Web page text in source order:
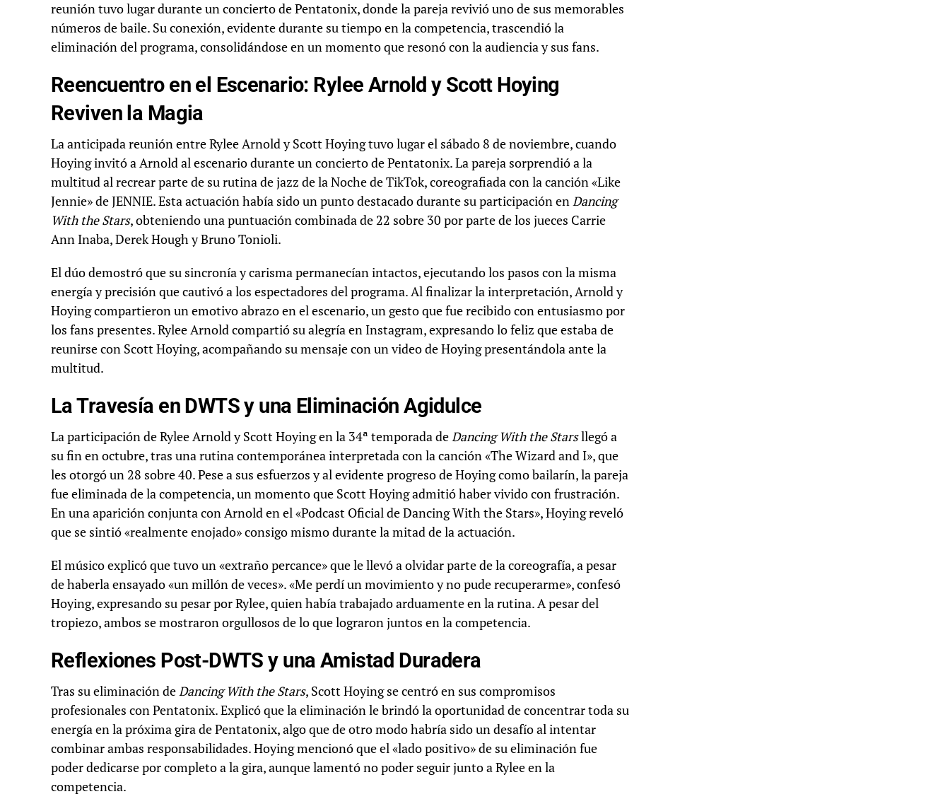
reunión tuvo lugar durante un concierto de Pentatonix, donde la pareja revivió uno de sus memorables
números de baile. Su conexión, evidente durante su tiempo en la competencia, trascendió la
eliminación del programa, consolidándose en un momento que resonó con la audiencia y sus fans.
Reencuentro en el Escenario: Rylee Arnold y Scott Hoying
Reviven la Magia
La anticipada reunión entre Rylee Arnold y Scott Hoying tuvo lugar el sábado 8 de noviembre, cuando
Hoying invitó a Arnold al escenario durante un concierto de Pentatonix. La pareja sorprendió a la
multitud al recrear parte de su rutina de jazz de la Noche de TikTok, coreografiada con la canción «Like
Jennie» de JENNIE. Esta actuación había sido un punto destacado durante su participación enDancing
With the Stars, obteniendo una puntuación combinada de 22 sobre 30 por parte de los jueces Carrie
Ann Inaba, Derek Hough y Bruno Tonioli.
El dúo demostró que su sincronía y carisma permanecían intactos, ejecutando los pasos con la misma
energía y precisión que cautivó a los espectadores del programa. Al finalizar la interpretación, Arnold y
Hoying compartieron un emotivo abrazo en el escenario, un gesto que fue recibido con entusiasmo por
los fans presentes. Rylee Arnold compartió su alegría en Instagram, expresando lo feliz que estaba de
reunirse con Scott Hoying, acompañando su mensaje con un video de Hoying presentándola ante la
multitud.
La Travesía en DWTS y una Eliminación Agidulce
La participación de Rylee Arnold y Scott Hoying en la 34ª temporada deDancing With the Starsllegó a
su fin en octubre, tras una rutina contemporánea interpretada con la canción «The Wizard and I», que
les otorgó un 28 sobre 40. Pese a sus esfuerzos y al evidente progreso de Hoying como bailarín, la pareja
fue eliminada de la competencia, un momento que Scott Hoying admitió haber vivido con frustración.
En una aparición conjunta con Arnold en el «Podcast Oficial de Dancing With the Stars», Hoying reveló
que se sintió «realmente enojado» consigo mismo durante la mitad de la actuación.
El músico explicó que tuvo un «extraño percance» que le llevó a olvidar parte de la coreografía, a pesar
de haberla ensayado «un millón de veces». «Me perdí un movimiento y no pude recuperarme», confesó
Hoying, expresando su pesar por Rylee, quien había trabajado arduamente en la rutina. A pesar del
tropiezo, ambos se mostraron orgullosos de lo que lograron juntos en la competencia.
Reflexiones Post-DWTS y una Amistad Duradera
Tras su eliminación deDancing With the Stars, Scott Hoying se centró en sus compromisos
profesionales con Pentatonix. Explicó que la eliminación le brindó la oportunidad de concentrar toda su
energía en la próxima gira de Pentatonix, algo que de otro modo habría sido un desafío al intentar
combinar ambas responsabilidades. Hoying mencionó que el «lado positivo» de su eliminación fue
poder dedicarse por completo a la gira, aunque lamentó no poder seguir junto a Rylee en la
competencia.